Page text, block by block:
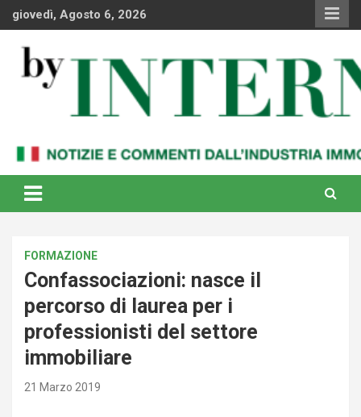
Skipgiovedì, Agosto 6, 2026
By Internews
internazionale
FORMAZIONE
Confassociazioni: nasce il
percorso di laurea per i
professionisti del settore
immobiliare
21 Marzo 2019